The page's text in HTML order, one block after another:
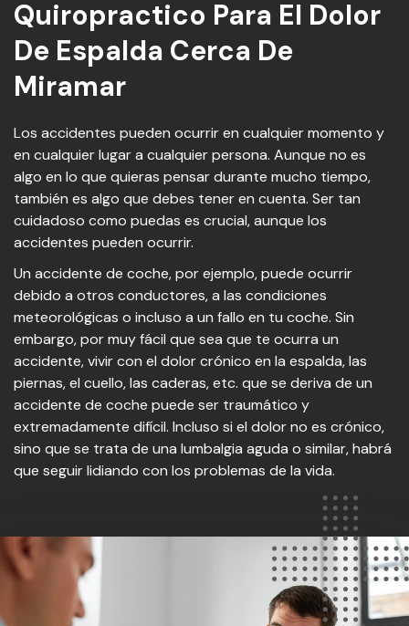
Quiropractico Para El Dolor
De Espalda Cerca De
Miramar
Los accidentes pueden ocurrir en cualquier momento y
en cualquier lugar a cualquier persona. Aunque no es
algo en lo que quieras pensar durante mucho tiempo,
también es algo que debes tener en cuenta. Ser tan
cuidadoso como puedas es crucial, aunque los
accidentes pueden ocurrir.
Un accidente de coche, por ejemplo, puede ocurrir
debido a otros conductores, a las condiciones
meteorológicas o incluso a un fallo en tu coche. Sin
embargo, por muy fácil que sea que te ocurra un
accidente, vivir con el dolor crónico en la espalda, las
piernas, el cuello, las caderas, etc. que se deriva de un
accidente de coche puede ser traumático y
extremadamente difícil. Incluso si el dolor no es crónico,
sino que se trata de una lumbalgia aguda o similar, habrá
que seguir lidiando con los problemas de la vida.